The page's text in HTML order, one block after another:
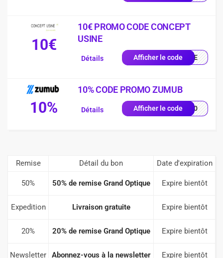
10€
10€ PROMO CODE CONCEPT
USINE
Afficher le codeENUE
Détails
10%
10% CODE PROMO ZUMUB
Afficher le codeF-10
Détails
Remise Détail du bon Date d'expiration
50% 50% de remise Grand Optique Expire bientôt
Expedition Livraison gratuite Expire bientôt
20% 20% de remise Grand Optique Expire bientôt
Newsletter Abonnez-vous à la newsletter Expire bientôt